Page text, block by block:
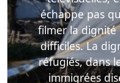
échappe pas
filmer la dignité
difficiles. La
réfugiés, dans
immigrées